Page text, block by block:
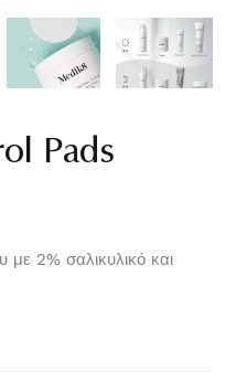
Pads
2% σαλικυλικό και